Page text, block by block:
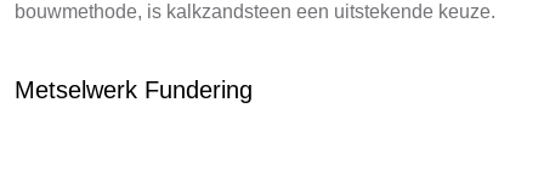
bouwmethode, is kalkzandsteen een uitstekende keuze.
Metselwerk Fundering